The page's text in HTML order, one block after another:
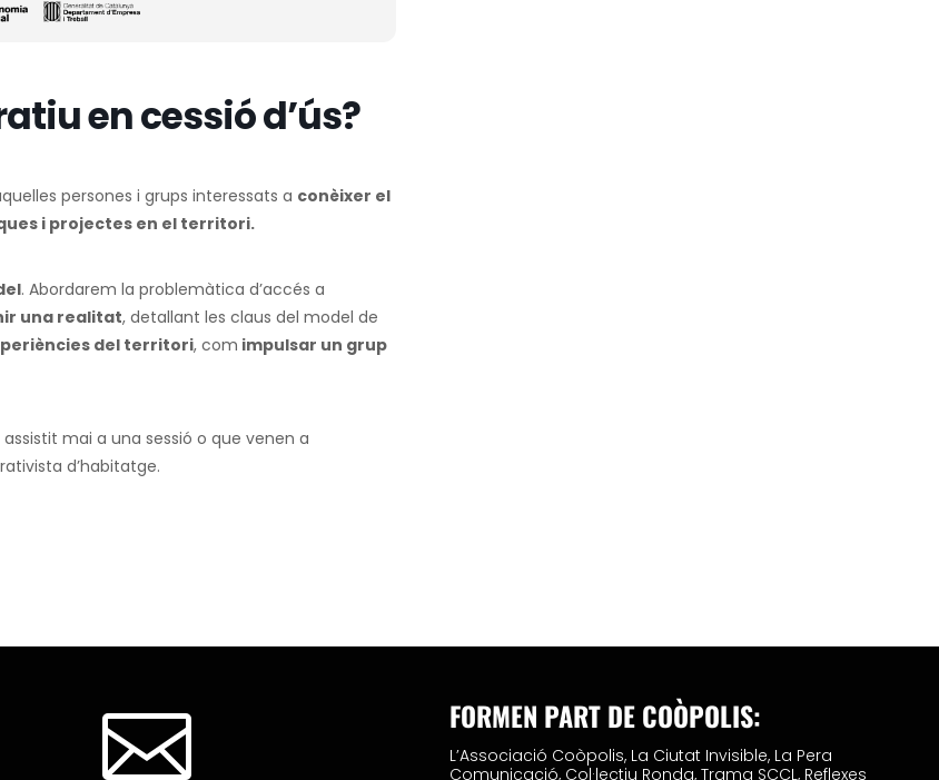
en cessió d’ús?
persones i grups interessats a conèixer el
i projectes en el territori.
. Abordarem la problemàtica d’accés a
una realitat, detallant les claus del model de
del territori, com impulsar un grup
mai a una sessió o que venen a
d’habitatge.
 FORMEN PART DE COÒPOLIS:
L’Associació Coòpolis, La Ciutat Invisible, La Pera
Comunicació, Col·lectiu Ronda,Trama SCCL, Reflexes